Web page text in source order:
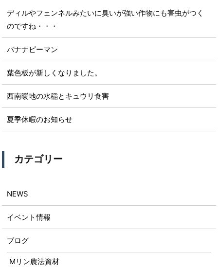
ディルやフェンネルみたいに臭いが強い作物にも害虫がつく
のですね・・・
バナナピーマン
葉色板が新しくなりました。
西南暖地の水稲とキュウリ食害
夏季休暇のお知らせ
カテゴリー
NEWS
イベント情報
ブログ
Mリン農法資材